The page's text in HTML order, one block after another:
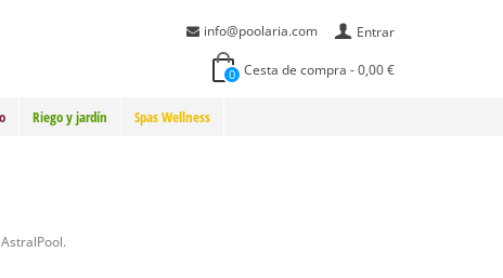
Entrar
info@poolaria.com
0 Cesta de compra -0,00 €
Riego y jardín Spas Wellness